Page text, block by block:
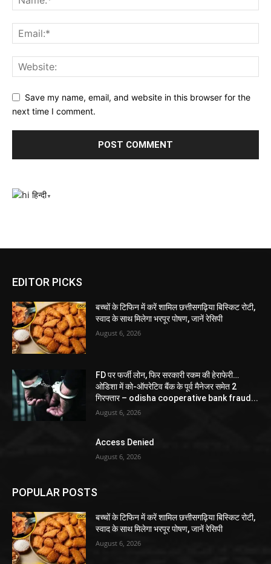
Save my name, email, and website in this browser for the
next time I comment.
हिन्दी▼
EDITOR PICKS
बच्चों के टिफिन में करें शामिल छत्तीसगढ़िया बिस्किट रोटी,
स्वाद के साथ मिलेगा भरपूर पोषण, जानें रेसिपी
August 6, 2026
FD पर फर्जी लोन, फिर सरकारी रकम की हेराफेरी…
ओडिशा में को-ऑपरेटिव बैंक के पूर्व मैनेजर समेत 2
गिरफ्तार – odisha cooperative bank fraud...
August 6, 2026
Access Denied
August 6, 2026
POPULAR POSTS
बच्चों के टिफिन में करें शामिल छत्तीसगढ़िया बिस्किट रोटी,
स्वाद के साथ मिलेगा भरपूर पोषण, जानें रेसिपी
August 6, 2026